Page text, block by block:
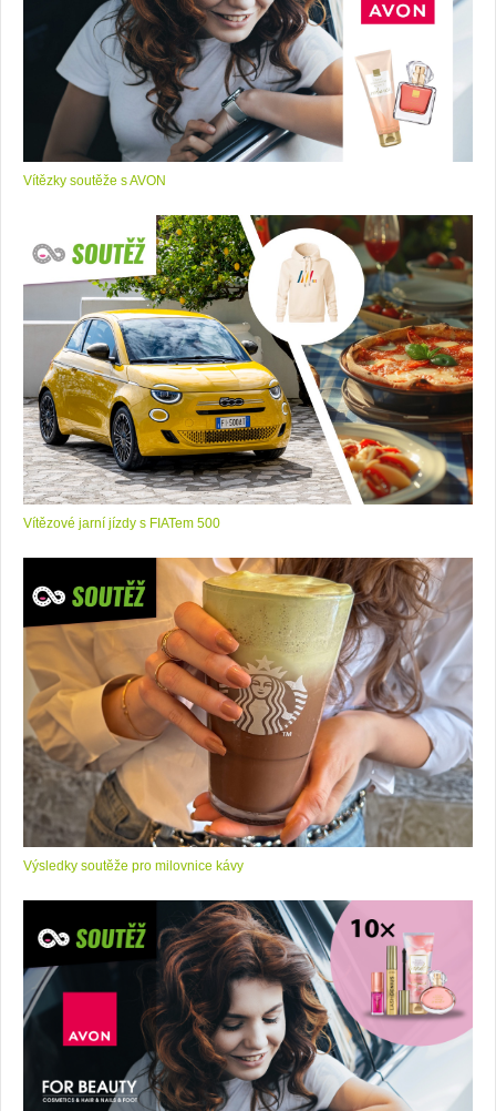
Vítězky soutěže s AVON
Vítězové jarní jízdy s FIATem 500
Výsledky soutěže pro milovnice kávy